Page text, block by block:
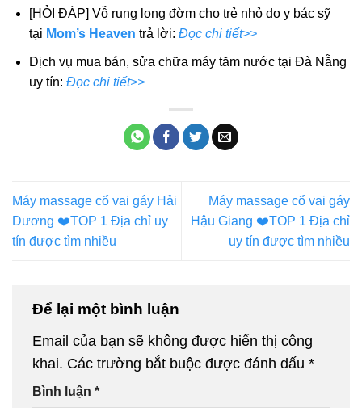
[HỎI ĐÁP] Vỗ rung long đờm cho trẻ nhỏ do y bác sỹ
tại Mom’s Heaven trả lời: Đọc chi tiết>>
Dịch vụ mua bán, sửa chữa máy tăm nước tại Đà Nẵng
uy tín: Đọc chi tiết>>
Máy massage cổ vai gáy Hải
Dương ❤️️TOP 1 Địa chỉ uy
tín được tìm nhiều
Máy massage cổ vai gáy
Hậu Giang ❤️️TOP 1 Địa chỉ
uy tín được tìm nhiều
Để lại một bình luận
Email của bạn sẽ không được hiển thị công
khai. Các trường bắt buộc được đánh dấu *
Bình luận *